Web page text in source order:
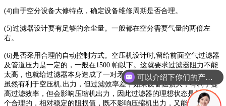
(4)由于空分设备大修特点，确定设备维修周期是否合理。
(5)过滤器设计要有足够的余尘量。一般都在空分需要气量的两倍左
右。
(6)是否采用合理的自动控制方式。空压机设计时,留给前面空气过滤器
及管道压力是一定的，一般在1500 帕以下。这就要求过滤器阻力不能
太高，也就给过滤器本身造成了一对矛盾，如果设备阻力损失太低，
虽然有利于空压机.出力，但过滤效率差，如果设备阻损大，有利于提
高过滤效率，但会影响压缩机出力，因此过滤器的理想状态是保持一
个合理的，相对稳定的阻损值，既不影响压缩机出力，又能保住较高
可以介绍下你们的产品么
你们是怎么收费的呢